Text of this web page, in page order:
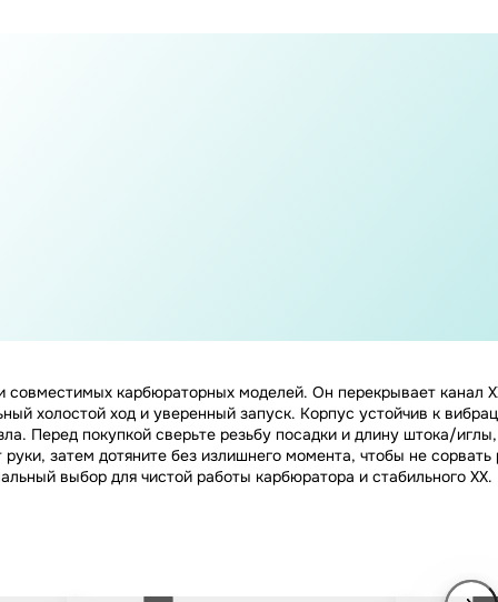
совместимых карбюраторных моделей. Он перекрывает канал
холостой ход и уверенный запуск. Корпус устойчив к
Перед покупкой сверьте резьбу посадки и длину штока/
затем дотяните без излишнего момента, чтобы не
выбор для чистой работы карбюратора и стабильного ХХ.